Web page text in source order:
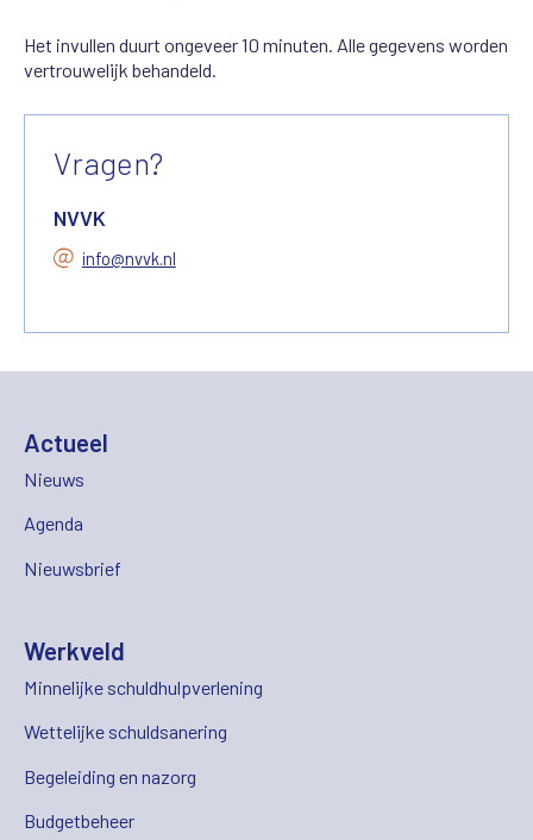
Het invullen duurt ongeveer 10 minuten. Alle gegevens worden
vertrouwelijk behandeld.
Vragen?
NVVK
info@nvvk.nl
Actueel
Nieuws
Agenda
Nieuwsbrief
Werkveld
Minnelijke schuldhulpverlening
Wettelijke schuldsanering
Begeleiding en nazorg
Budgetbeheer